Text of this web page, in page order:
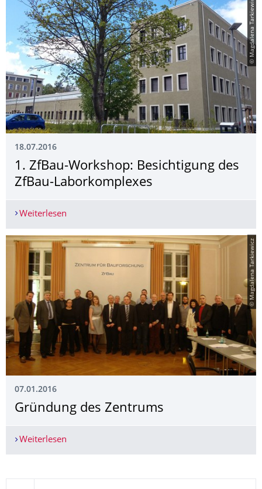
© Magdalena Tarkiewicz
18.07.2016
1. ZfBau-Workshop: Besichtigung des
ZfBau-Laborkomplexes
Weiterlesen
© Magdalena Tarkiewicz
07.01.2016
Gründung des Zentrums
Weiterlesen